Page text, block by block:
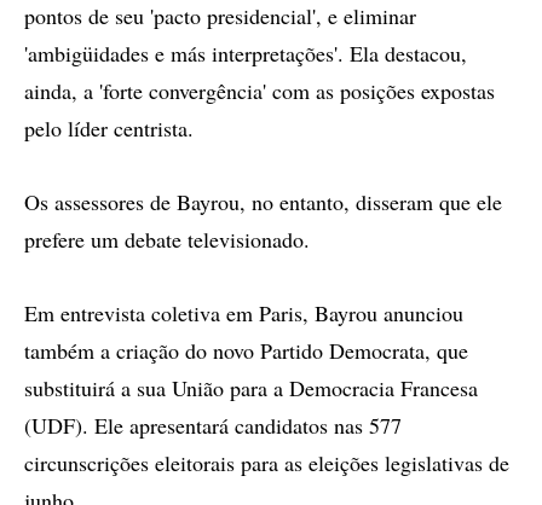
pontos de seu 'pacto presidencial', e eliminar
'ambigüidades e más interpretações'. Ela destacou,
ainda, a 'forte convergência' com as posições expostas
pelo líder centrista.
Os assessores de Bayrou, no entanto, disseram que ele
prefere um debate televisionado.
Em entrevista coletiva em Paris, Bayrou anunciou
também a criação do novo Partido Democrata, que
substituirá a sua União para a Democracia Francesa
(UDF). Ele apresentará candidatos nas 577
circunscrições eleitorais para as eleições legislativas de